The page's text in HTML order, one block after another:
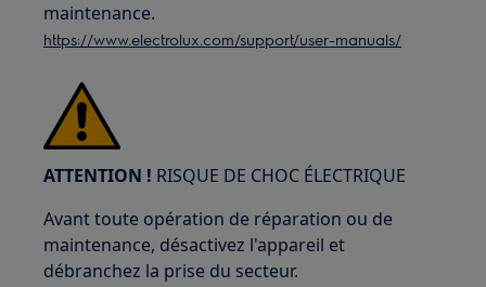
maintenance.
https://www.electrolux.com/support/user-manuals/
ATTENTION ! RISQUE DE CHOC ÉLECTRIQUE
Avant toute opération de réparation ou de
maintenance, désactivez l'appareil et
débranchez la prise du secteur.